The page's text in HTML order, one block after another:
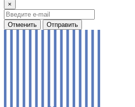
×
Отменить Отправить